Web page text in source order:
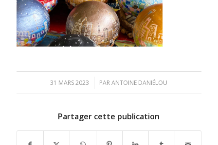
31 MARS 2023
/ PARANTOINE DANIÉLOU
Partager cette publication